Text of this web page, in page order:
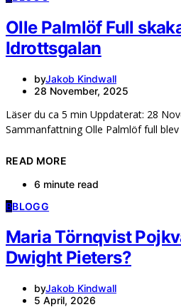
Olle Palmlöf Full
Idrottsgalan
byJakob Kindwall
28 November, 2025
Läser du ca 5 min Uppdaterat: 28
Sammanfattning Olle Palmlöf full
READ MORE
6 minute read
BBLOGG
Maria Törnqvist
Dwight Pieters?
byJakob Kindwall
5 April, 2026